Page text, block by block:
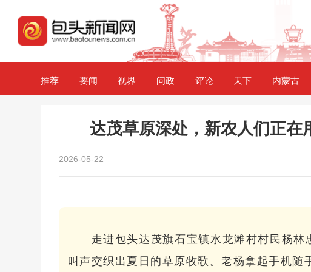
推荐 要闻 视界 问政 评论 天下 内蒙古
达茂草原深处，新农人们正在
2026-05-22
走进包头达茂旗石宝镇水龙滩村村民杨林
叫声交织出夏日的草原牧歌。老杨拿起手机随